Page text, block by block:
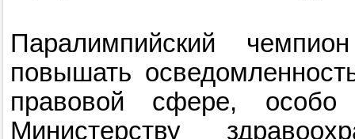
Паралимпийский
повышать
правовой сфере,
Министерству